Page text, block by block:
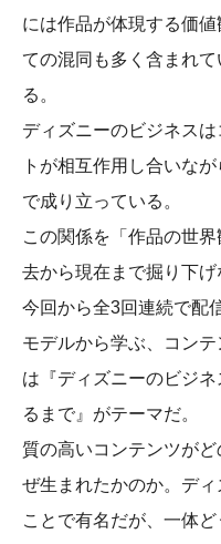
には作品が体現する価
ての混同も多く含まれ
る。
ディズニーのビジネス
トが相互作用し合いな
で成り立っている。
この関係を「作品の世
去から現在まで掘り下げ
今回から全3回連続で配
モデルから学ぶ、コン
は『ディズニーのビジ
るまで』がテーマだ。
質の高いコンテンツが
ぜ生まれたかのか。デ
ことで有名だが、一体